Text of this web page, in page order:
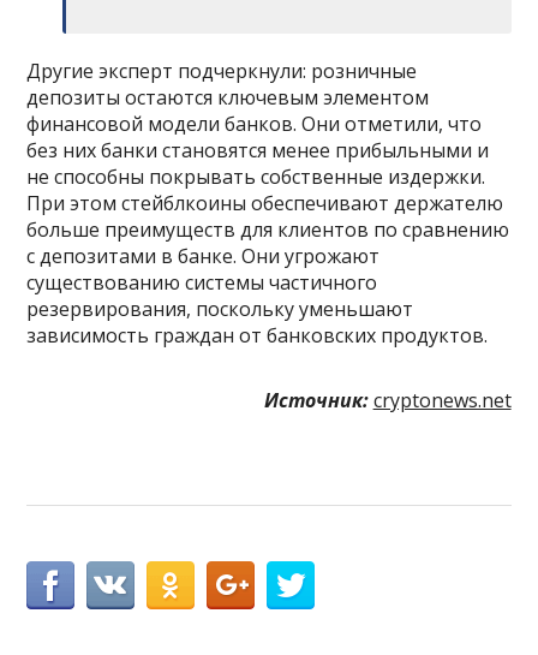
Другие эксперт подчеркнули: розничные
депозиты остаются ключевым элементом
финансовой модели банков. Они отметили, что
без них банки становятся менее прибыльными и
не способны покрывать собственные издержки.
При этом стейблкоины обеспечивают держателю
больше преимуществ для клиентов по сравнению
с депозитами в банке. Они угрожают
существованию системы частичного
резервирования, поскольку уменьшают
зависимость граждан от банковских продуктов.
Источник: cryptonews.net